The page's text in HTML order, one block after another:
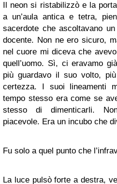
Il neon si ristabilizzò e la
a un’aula antica e tetra,
sacerdote che ascoltavano
docente. Non ne ero sicuro,
nel cuore mi diceva che
quell’uomo. Sì, ci eravamo
più guardavo il suo volto,
certezza. I suoi lineamenti
tempo stesso era come se
stesso di dimenticarli.
piacevole. Era un incubo che
Fu solo a quel punto che
La luce pulsò forte a destra,